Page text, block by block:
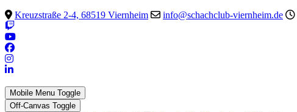
Kreuzstraße 2-4, 68519 Viernheim
info@schachclub-viernheim.de
Mobile Menu Toggle
Off-Canvas Toggle